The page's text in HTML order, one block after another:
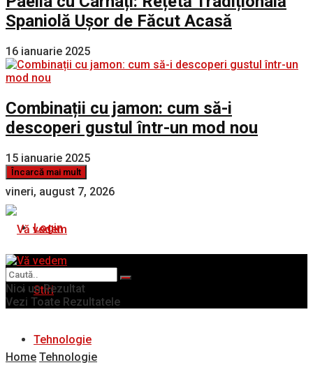
Spaniolă Ușor de Făcut Acasă
16 ianuarie 2025
Combinații cu jamon: cum să-i
descoperi gustul într-un mod nou
15 ianuarie 2025
Încarcă mai mult
vineri, august 7, 2026
Login
Stiri
Tehnologie
Nici un Rezultat
Vezi Toate Rezultatele
Home Tehnologie